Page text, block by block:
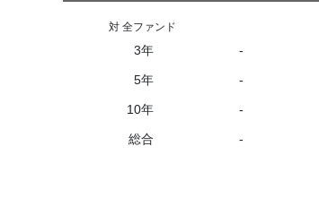
対 全ファンド
3年 -
5年 -
10年 -
総合 -